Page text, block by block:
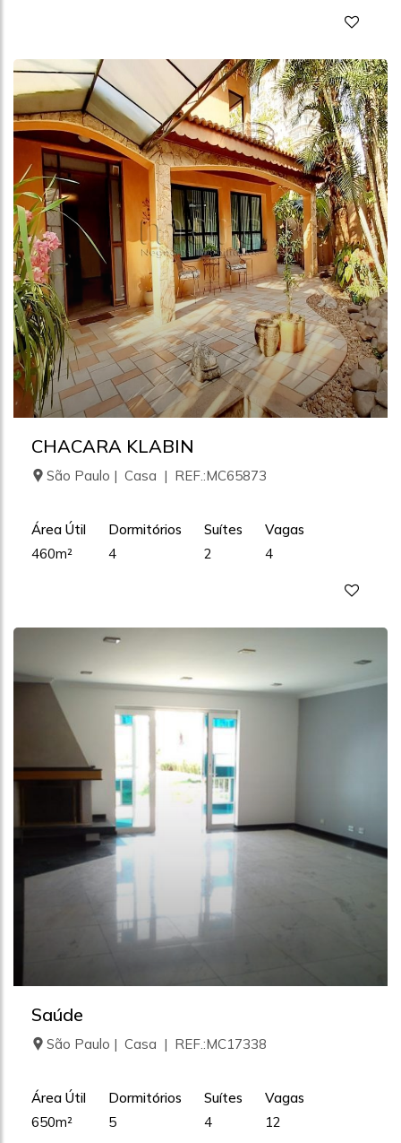
CHACARA KLABIN
São Paulo | Casa | REF.:MC65873
Área Útil
460m²
Dormitórios
4
Suítes
2
Vagas
4
Saúde
São Paulo | Casa | REF.:MC17338
Área Útil
650m²
Dormitórios
5
Suítes
4
Vagas
12